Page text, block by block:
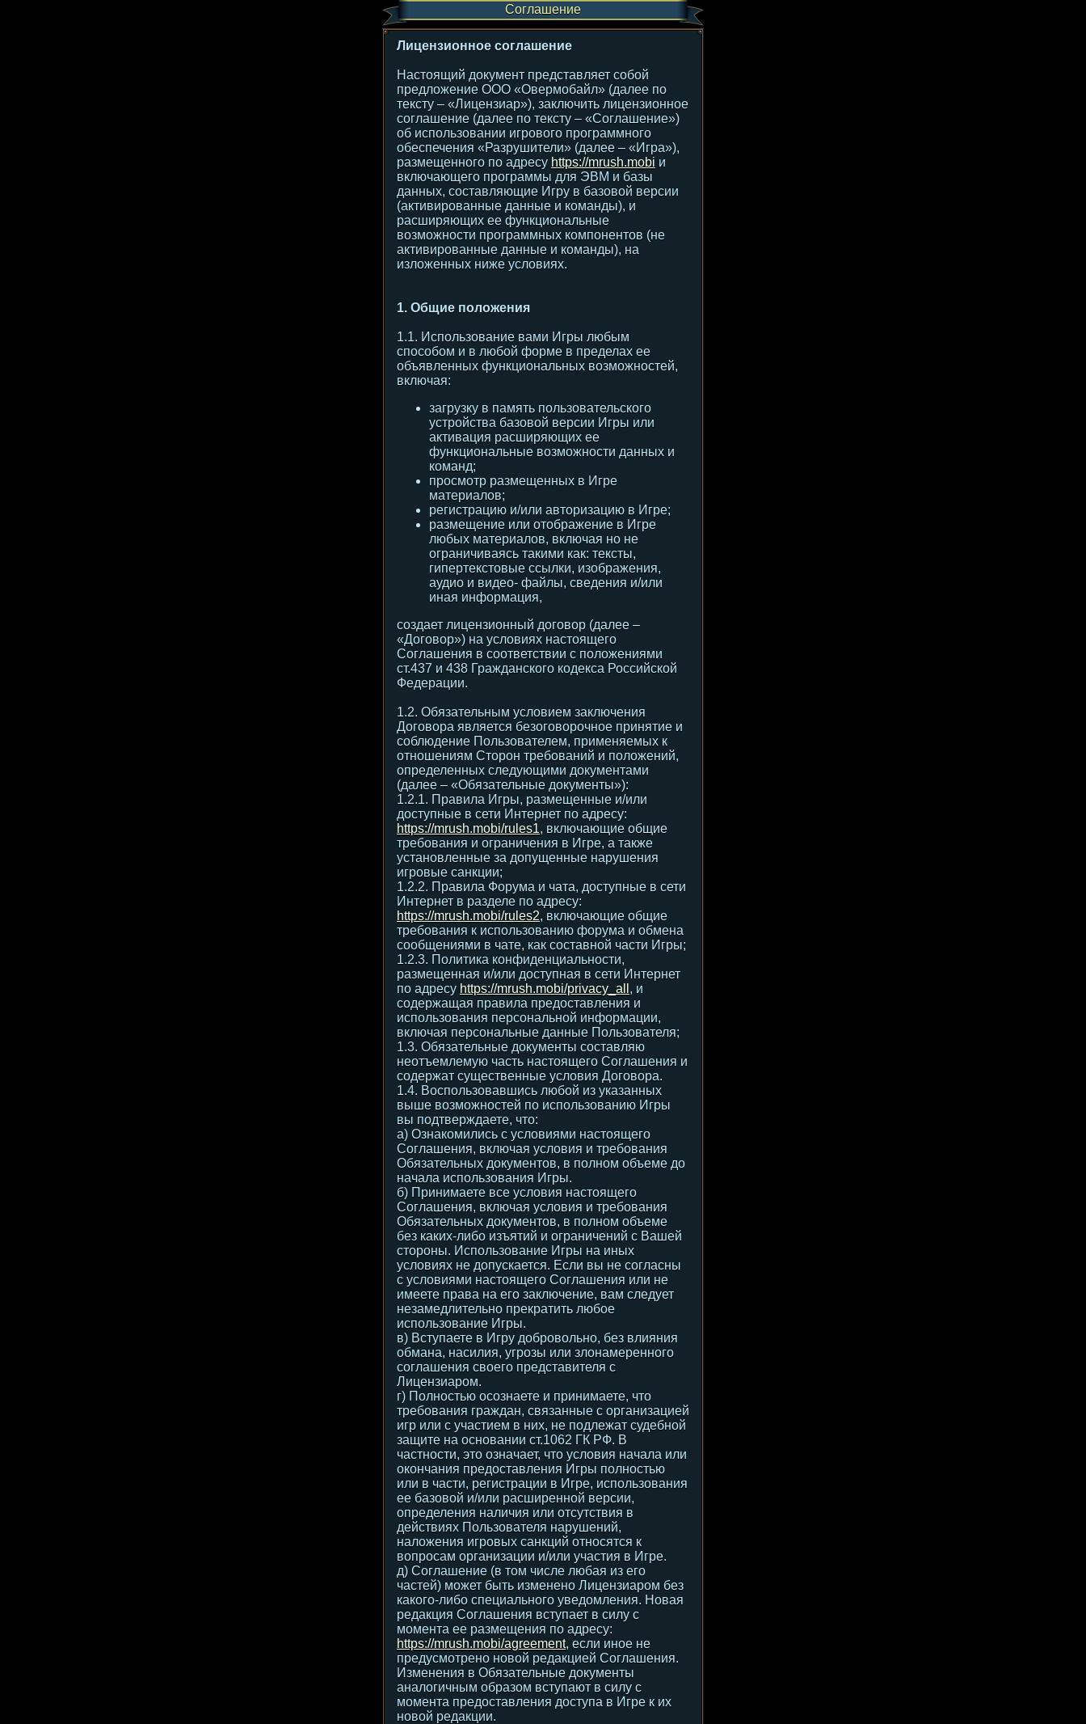
Соглашение
Лицензионное соглашение
Настоящий документ представляет собой
предложение ООО «Овермобайл» (далее по
тексту – «Лицензиар»), заключить лицензионное
соглашение (далее по тексту – «Соглашение»)
об использовании игрового программного
обеспечения «Разрушители» (далее – «Игра»),
размещенного по адресу https://mrush.mobi и
включающего программы для ЭВМ и базы
данных, составляющие Игру в базовой версии
(активированные данные и команды), и
расширяющих ее функциональные
возможности программных компонентов (не
активированные данные и команды), на
изложенных ниже условиях.
1. Общие положения
1.1. Использование вами Игры любым
способом и в любой форме в пределах ее
объявленных функциональных возможностей,
включая:
загрузку в память пользовательского
устройства базовой версии Игры или
активация расширяющих ее
функциональные возможности данных и
команд;
просмотр размещенных в Игре
материалов;
регистрацию и/или авторизацию в Игре;
размещение или отображение в Игре
любых материалов, включая но не
ограничиваясь такими как: тексты,
гипертекстовые ссылки, изображения,
аудио и видео- файлы, сведения и/или
иная информация,
создает лицензионный договор (далее –
«Договор») на условиях настоящего
Соглашения в соответствии с положениями
ст.437 и 438 Гражданского кодекса Российской
Федерации.
1.2. Обязательным условием заключения
Договора является безоговорочное принятие и
соблюдение Пользователем, применяемых к
отношениям Сторон требований и положений,
определенных следующими документами
(далее – «Обязательные документы»):
1.2.1. Правила Игры, размещенные и/или
доступные в сети Интернет по адресу:
https://mrush.mobi/rules1, включающие общие
требования и ограничения в Игре, а также
установленные за допущенные нарушения
игровые санкции;
1.2.2. Правила Форума и чата, доступные в сети
Интернет в разделе по адресу:
https://mrush.mobi/rules2, включающие общие
требования к использованию форума и обмена
сообщениями в чате, как составной части Игры;
1.2.3. Политика конфиденциальности,
размещенная и/или доступная в сети Интернет
по адресу https://mrush.mobi/privacy_all , и
содержащая правила предоставления и
использования персональной информации,
включая персональные данные Пользователя;
1.3. Обязательные документы составляю
неотъемлемую часть настоящего Соглашения и
содержат существенные условия Договора.
1.4. Воспользовавшись любой из указанных
выше возможностей по использованию Игры
вы подтверждаете, что:
а) Ознакомились с условиями настоящего
Соглашения, включая условия и требования
Обязательных документов, в полном объеме до
начала использования Игры.
б) Принимаете все условия настоящего
Соглашения, включая условия и требования
Обязательных документов, в полном объеме
без каких-либо изъятий и ограничений с Вашей
стороны. Использование Игры на иных
условиях не допускается. Если вы не согласны
с условиями настоящего Соглашения или не
имеете права на его заключение, вам следует
незамедлительно прекратить любое
использование Игры.
в) Вступаете в Игру добровольно, без влияния
обмана, насилия, угрозы или злонамеренного
соглашения своего представителя с
Лицензиаром.
г) Полностью осознаете и принимаете, что
требования граждан, связанные с организацией
игр или с участием в них, не подлежат судебной
защите на основании ст.1062 ГК РФ. В
частности, это означает, что условия начала или
окончания предоставления Игры полностью
или в части, регистрации в Игре, использования
ее базовой и/или расширенной версии,
определения наличия или отсутствия в
действиях Пользователя нарушений,
наложения игровых санкций относятся к
вопросам организации и/или участия в Игре.
д) Соглашение (в том числе любая из его
частей) может быть изменено Лицензиаром без
какого-либо специального уведомления. Новая
редакция Соглашения вступает в силу с
момента ее размещения по адресу:
https://mrush.mobi/agreement, если иное не
предусмотрено новой редакцией Соглашения.
Изменения в Обязательные документы
аналогичным образом вступают в силу с
момента предоставления доступа в Игре к их
новой редакции.